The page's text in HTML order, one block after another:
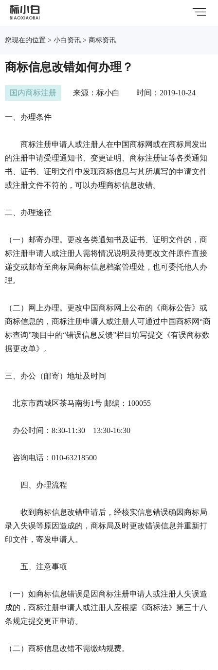
您现在的位置 > 小白资讯 > 商标资讯
商标信息改错如何办理？
国内商标注册 来源：标小白 时间：2019-10-24
一、办理条件
商标注册申请人或注册人在中国商标网或在商标局发出
的注册申请受理通知书、变更证明、商标注册证等各类通知
书、证书、证明文件中发现商标信息与其所填写的申请文件
或注册文件不符的，可以办理商标信息改错。
二、办理途径
（一）邮寄办理。更改各类通知书及证书、证明文件的，商
标注册申请人或注册人需将情况说明及待更改文件原件直接
递交或邮寄至商标局商标信息档案管理处，也可委托他人办
理。
（二）网上办理。更改中国商标网上公布的《商标公告》或
商标信息的，商标注册申请人或注册人可通过中国商标网“商
标查询”项目中的“错误信息反馈”栏目填写提交《有误商标数
据更改单》。
三、办公（邮寄）地址及时间
北京市西城区茶马南街1号 邮编：100055
办公时间：8:30-11:30 13:30-16:30
咨询电话：010-63218500
四、办理流程
收到商标信息改错申请后，经核实信息错误确因商标局
录入失误等原因造成的，商标局及时更改错误信息并重新打
印文件，寄发申请人。
五、注意事项
（一）如商标信息错误是因商标注册申请人或注册人失误造
成的，商标注册申请人或注册人应根据《商标法》第三十八
条规定提交更正申请。
（二）商标信息改错不需缴纳规费。